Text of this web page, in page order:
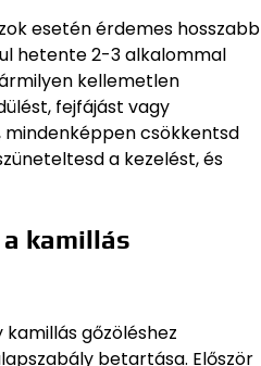
esetén érdemes hosszabb
hetente 2-3 alkalommal
kellemetlen
fejfájást vagy
csökkentsd
a kezelést, és
kamillás
gőzöléshez
betartása. Először